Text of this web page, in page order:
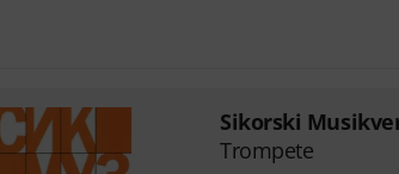
Sikorski
Trompete